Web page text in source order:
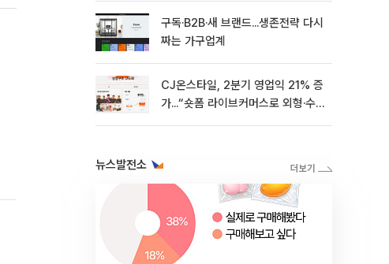
구독·B2B·새 브랜드...생존전략 다시
짜는 가구업계
CJ온스타일, 2분기 영업익 21% 증
가...“숏폼 라이브커머스로 외형·수
뉴스발전소